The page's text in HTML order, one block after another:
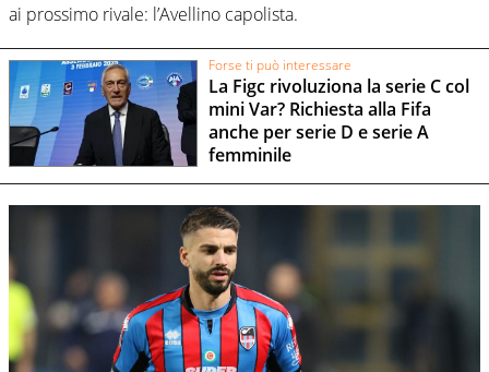
ai prossimo rivale: l’Avellino capolista.
Forse ti può interessare
La Figc rivoluziona la serie C col
mini Var? Richiesta alla Fifa
anche per serie D e serie A
femminile